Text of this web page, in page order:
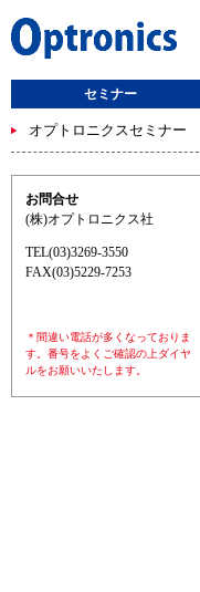
セミナー
オプトロニクスセミナー
お問合せ
(株)オプトロニクス社
TEL(03)3269-3550
FAX(03)5229-7253
＊間違い電話が多くなっておりま
す。番号をよくご確認の上ダイヤ
ルをお願いいたします。